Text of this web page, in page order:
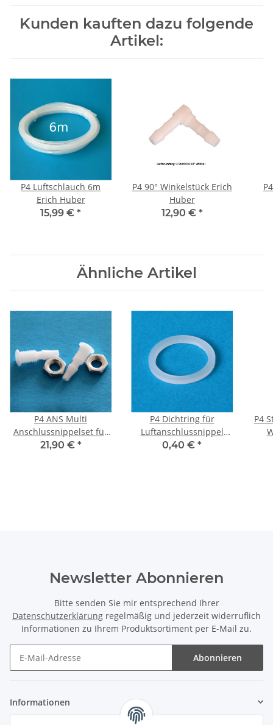
Kunden kauften dazu folgende
Artikel:
P4 Luftschlauch 6m
Erich Huber
15,99 € *
P4 90° Winkelstück Erich
Huber
12,90 € *
Ähnliche Artikel
P4 ANS Multi
Anschlussnippelset für
Blinddeckel
21,90 € *
P4 Dichtring für
Luftanschlussnippel
Erich Huber
0,40 € *
P4
Newsletter Abonnieren
Bitte senden Sie mir entsprechend Ihrer
Datenschutzerklärung regelmäßig und jederzeit widerruflich
Informationen zu Ihrem Produktsortiment per E-Mail zu.
Abonnieren
Informationen